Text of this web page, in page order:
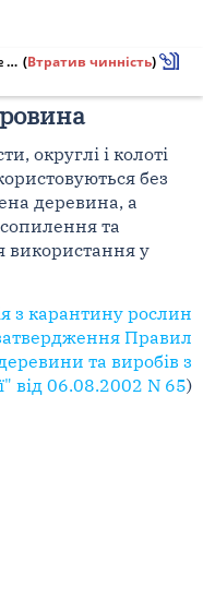
Наказ, Правила від 06.08.2002 № 65 (Втратив чинність)